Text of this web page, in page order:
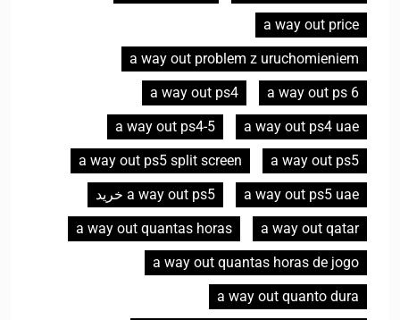
a way out price
a way out problem z uruchomieniem
a way out ps 6
a way out ps4
a way out ps4 uae
a way out ps4-5
a way out ps5
a way out ps5 split screen
a way out ps5 uae
a way out ps5 خرید
a way out qatar
a way out quantas horas
a way out quantas horas de jogo
a way out quanto dura